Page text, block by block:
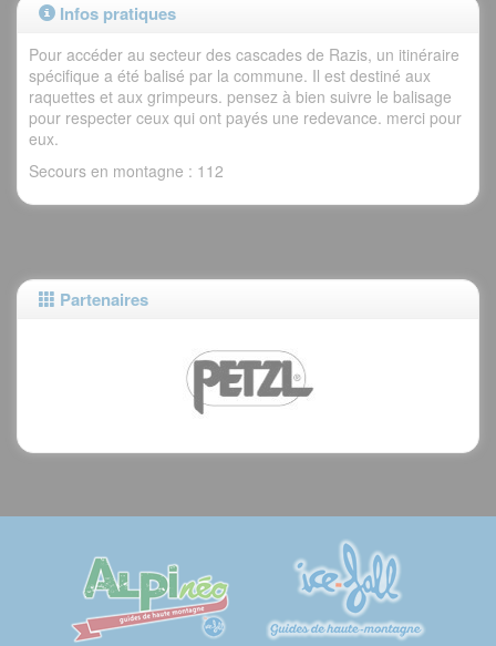
Infos pratiques
Pour accéder au secteur des cascades de Razis, un itinéraire
spécifique a été balisé par la commune. Il est destiné aux
raquettes et aux grimpeurs. pensez à bien suivre le balisage
pour respecter ceux qui ont payés une redevance. merci pour
eux.
Secours en montagne : 112
Partenaires